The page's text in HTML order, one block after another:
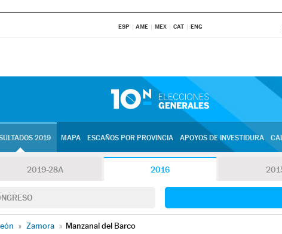
ESP AME MEX CAT ENG
2019 MAPA ESCAÑOS POR PROVINCIA APOYOS DE INVESTIDURA
2019-28A 2016
» Zamora » Manzanal del Barco